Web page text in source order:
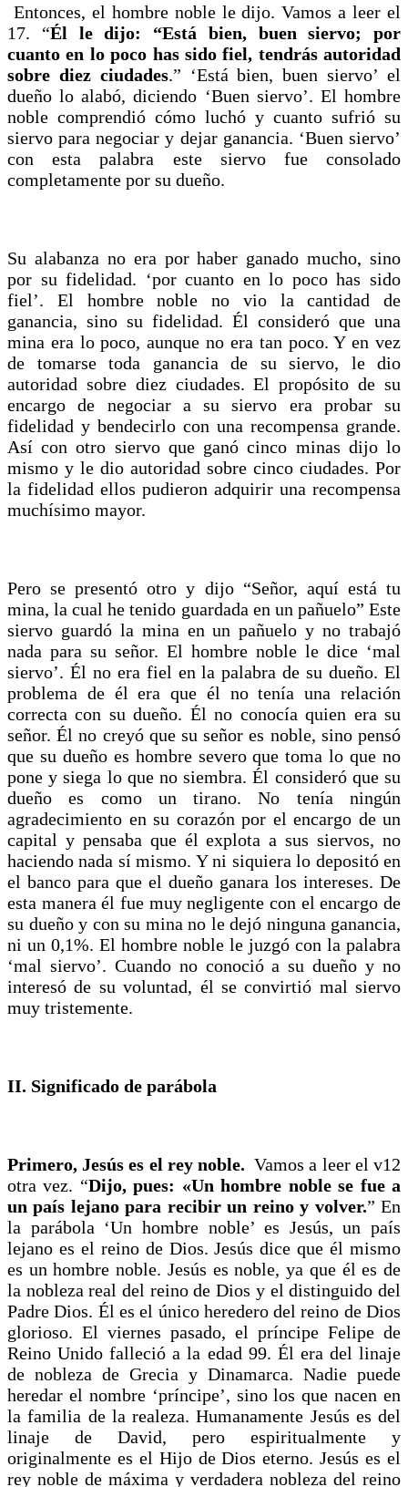
Entonces, el hombre noble le dijo. Vamos a leer el
17. “Él le dijo: “Está bien, buen siervo; por
cuanto en lo poco has sido fiel, tendrás autoridad
sobre diez ciudades.” ‘Está bien, buen siervo’ el
dueño lo alabó, diciendo ‘Buen siervo’. El hombre
noble comprendió cómo luchó y cuanto sufrió su
siervo para negociar y dejar ganancia. ‘Buen siervo’
con esta palabra este siervo fue consolado
completamente por su dueño.
Su alabanza no era por haber ganado mucho, sino
por su fidelidad. ‘por cuanto en lo poco has sido
fiel’. El hombre noble no vio la cantidad de
ganancia, sino su fidelidad. Él consideró que una
mina era lo poco, aunque no era tan poco. Y en vez
de tomarse toda ganancia de su siervo, le dio
autoridad sobre diez ciudades. El propósito de su
encargo de negociar a su siervo era probar su
fidelidad y bendecirlo con una recompensa grande.
Así con otro siervo que ganó cinco minas dijo lo
mismo y le dio autoridad sobre cinco ciudades. Por
la fidelidad ellos pudieron adquirir una recompensa
muchísimo mayor.
Pero se presentó otro y dijo “Señor, aquí está tu
mina, la cual he tenido guardada en un pañuelo” Este
siervo guardó la mina en un pañuelo y no trabajó
nada para su señor. El hombre noble le dice ‘mal
siervo’. Él no era fiel en la palabra de su dueño. El
problema de él era que él no tenía una relación
correcta con su dueño. Él no conocía quien era su
señor. Él no creyó que su señor es noble, sino pensó
que su dueño es hombre severo que toma lo que no
pone y siega lo que no siembra. Él consideró que su
dueño es como un tirano. No tenía ningún
agradecimiento en su corazón por el encargo de un
capital y pensaba que él explota a sus siervos, no
haciendo nada sí mismo. Y ni siquiera lo depositó en
el banco para que el dueño ganara los intereses. De
esta manera él fue muy negligente con el encargo de
su dueño y con su mina no le dejó ninguna ganancia,
ni un 0,1%. El hombre noble le juzgó con la palabra
‘mal siervo’. Cuando no conoció a su dueño y no
interesó de su voluntad, él se convirtió mal siervo
muy tristemente.
II. Significado de parábola
Primero, Jesús es el rey noble.Vamos a leer el v12
otra vez. “Dijo, pues: «Un hombre noble se fue a
un país lejano para recibir un reino y volver.” En
la parábola ‘Un hombre noble’ es Jesús, un país
lejano es el reino de Dios. Jesús dice que él mismo
es un hombre noble. Jesús es noble, ya que él es de
la nobleza real del reino de Dios y el distinguido del
Padre Dios. Él es el único heredero del reino de Dios
glorioso. El viernes pasado, el príncipe Felipe de
Reino Unido falleció a la edad 99. Él era del linaje
de nobleza de Grecia y Dinamarca. Nadie puede
heredar el nombre ‘príncipe’, sino los que nacen en
la familia de la realeza. Humanamente Jesús es del
linaje de David, pero espiritualmente y
originalmente es el Hijo de Dios eterno. Jesús es el
rey noble de máxima y verdadera nobleza del reino